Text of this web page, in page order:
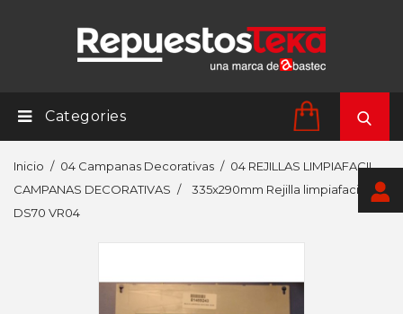
Categories
Inicio 04 Campanas Decorativas
04 REJILLAS LIMPIAFACIL
CAMPANAS DECORATIVAS
335x290mm Rejilla limpiafacil
DS70 VR04